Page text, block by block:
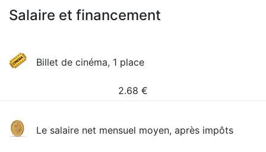
Salaire et financement
Billet de cinéma, 1 place
2.68 €
Le salaire net mensuel moyen, après impôts